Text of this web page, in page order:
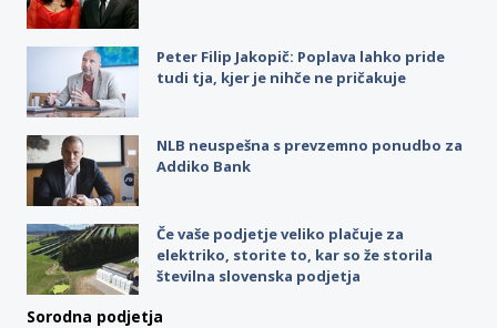
Peter Filip Jakopič: Poplava lahko pride
tudi tja, kjer je nihče ne pričakuje
NLB neuspešna s prevzemno ponudbo za
Addiko Bank
Če vaše podjetje veliko plačuje za
elektriko, storite to, kar so že storila
številna slovenska podjetja
Sorodna podjetja